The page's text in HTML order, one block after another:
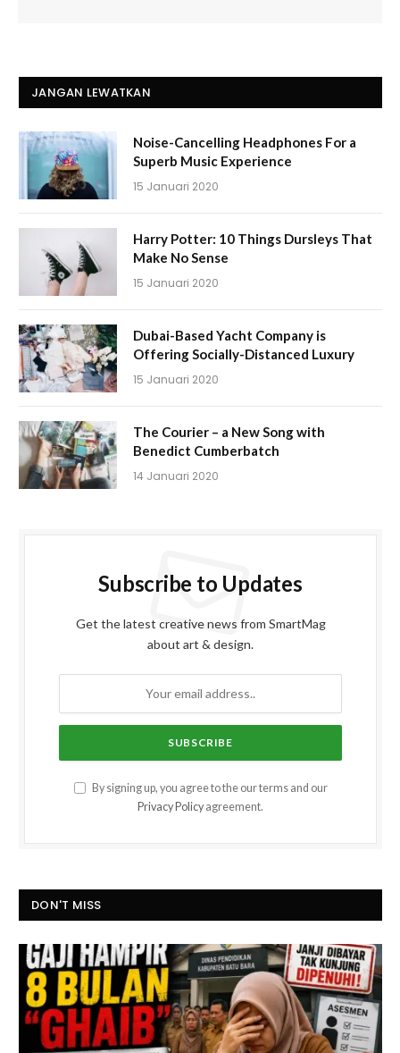
JANGAN LEWATKAN
Noise-Cancelling Headphones For a
Superb Music Experience
15 Januari 2020
Harry Potter: 10 Things Dursleys That
Make No Sense
15 Januari 2020
Dubai-Based Yacht Company is
Offering Socially-Distanced Luxury
15 Januari 2020
The Courier – a New Song with
Benedict Cumberbatch
14 Januari 2020
Subscribe to Updates
Get the latest creative news from SmartMag
about art & design.
By signing up, you agree to the our terms and our
Privacy Policy agreement.
DON'T MISS